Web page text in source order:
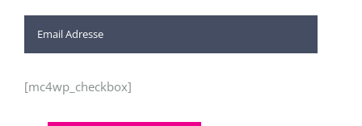
[mc4wp_checkbox]